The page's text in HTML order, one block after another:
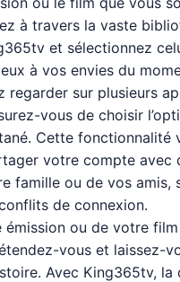
à travers la vaste
et sélectionnez
à vos envies du
regarder sur plusieurs
vous de choisir
Cette fonctionnalité
votre compte avec
famille ou de vos amis,
de connexion.
ou de votre
vous et laissez-
Avec King365tv, la